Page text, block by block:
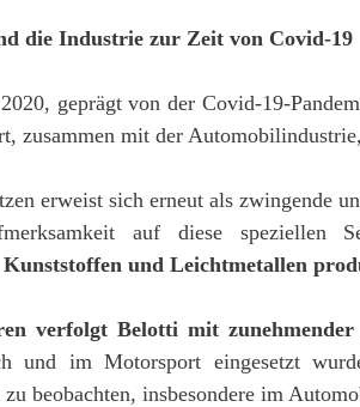
die Industrie zur Zeit von Covid-19
geprägt von der Covid-19-
zusammen mit der
erweist sich erneut als zwingende
auf diese speziellen
und Leichtmetallen
verfolgt Belotti mit
und im Motorsport eingesetzt
beobachten, insbesondere im